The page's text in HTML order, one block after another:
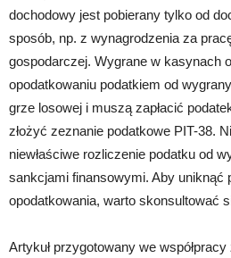
dochodowy jest pobierany tylko od
sposób, np. z wynagrodzenia za
gospodarczej. Wygrane w kasynach
opodatkowaniu podatkiem od
grze losowej i muszą zapłacić
złożyć zeznanie podatkowe PIT-38.
niewłaściwe rozliczenie podatku od
sankcjami finansowymi. Aby uniknąć
opodatkowania, warto skonsultować
Artykuł przygotowany we współpracy